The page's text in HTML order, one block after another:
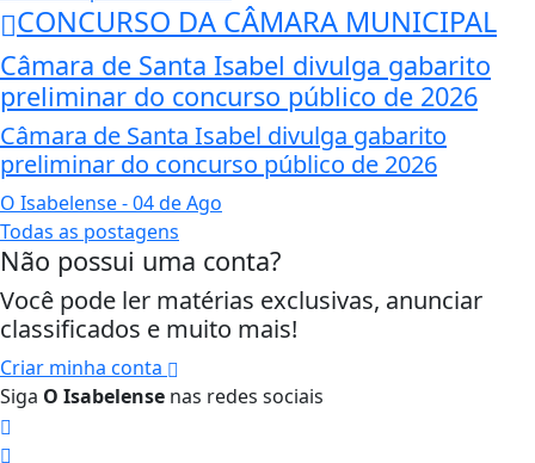
CONCURSO DA CÂMARA MUNICIPAL
Câmara de Santa Isabel divulga gabarito
preliminar do concurso público de 2026
Câmara de Santa Isabel divulga gabarito
preliminar do concurso público de 2026
O Isabelense- 04 de Ago
Todas as postagens
Não possui uma conta?
Você pode ler matérias exclusivas, anunciar
classificados e muito mais!
Criar minha conta
Siga O Isabelense nas redes sociais